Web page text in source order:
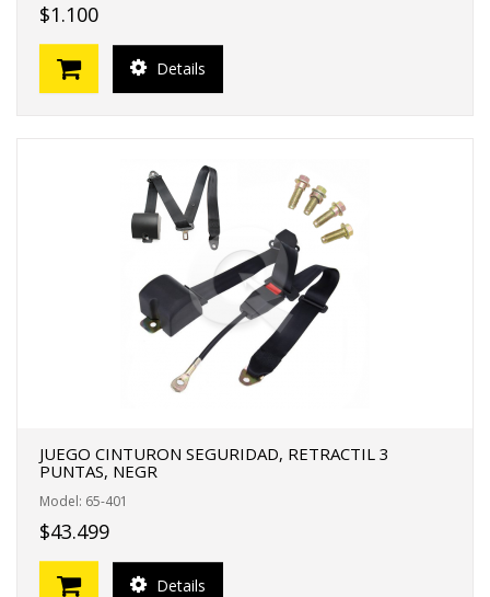
$1.100
Details
JUEGO CINTURON SEGURIDAD, RETRACTIL 3
PUNTAS, NEGR
Model: 65-401
$43.499
Details